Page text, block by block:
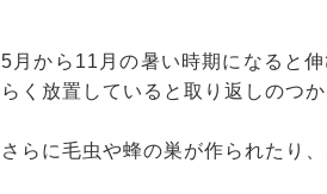
5月から11月の暑い時期になると
らく放置していると取り返しのつ
さらに毛虫や蜂の巣が作られたり